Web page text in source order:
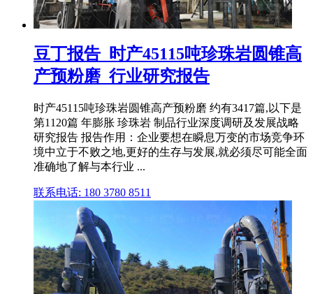
豆丁报告_时产45115吨珍珠岩圆锥高
产预粉磨_行业研究报告
时产45115吨珍珠岩圆锥高产预粉磨 约有3417篇,以下是
第1120篇 年膨胀 珍珠岩 制品行业深度调研及发展战略
研究报告 报告作用：企业要想在瞬息万变的市场竞争环
境中立于不败之地,更好的生存与发展,就必须尽可能全面
准确地了解与本行业 ...
联系电话: 180 3780 8511